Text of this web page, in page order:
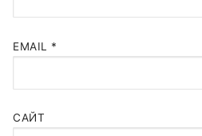
EMAIL *
САЙТ